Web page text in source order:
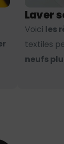
Laver
Voici les
textiles
neufs